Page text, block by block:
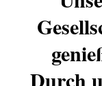
Durch